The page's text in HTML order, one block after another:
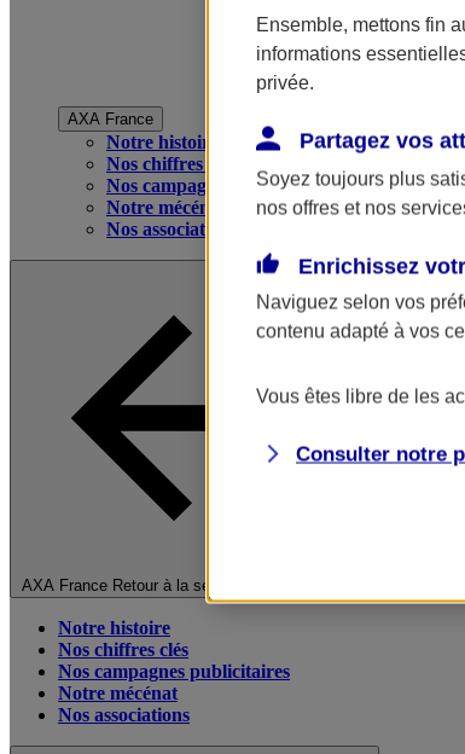
AXA France
Notre histoire
Nos chiffres clés
Nos campagnes publicitaires
Notre mécénat
Nos associations
AXA France Retour à la section précédente
Notre histoire
Nos chiffres clés
Nos campagnes publicitaires
Notre mécénat
Nos associations
Ensemble, mettons fin
informations
privée.
Partagez vos
Soyez toujours plus
nos offres et nos
Enrichissez
Naviguez selon vos
contenu adapté à vos
Vous êtes libre de les
Consulter notre